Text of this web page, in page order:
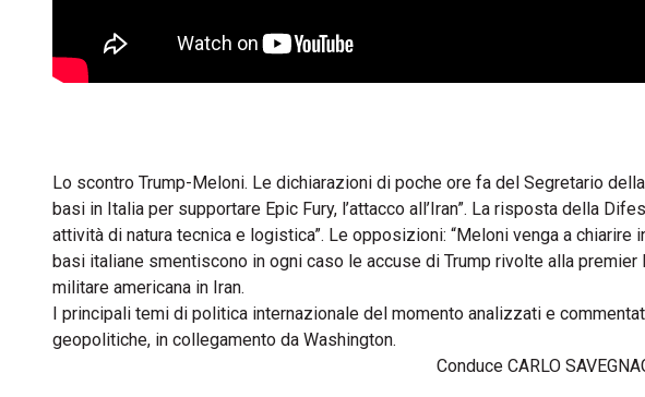
Lo scontro Trump-Meloni. Le dichiarazioni di poche ore fa del Segretario
basi in Italia per supportare Epic Fury, l’attacco all’Iran”. La risposta della
attività di natura tecnica e logistica”. Le opposizioni: “Meloni venga a chiarire
basi italiane smentiscono in ogni caso le accuse di Trump rivolte alla
militare americana in Iran.
I principali temi di politica internazionale del momento analizzati e
geopolitiche, in collegamento da Washington.
Conduce CARLO